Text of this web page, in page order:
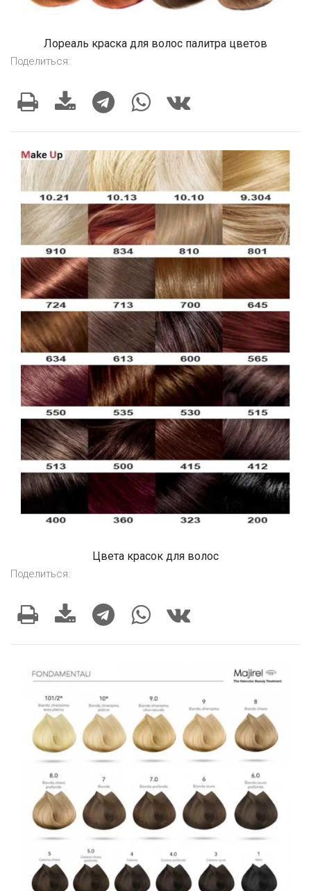
Лореаль краска для волос палитра цветов
Поделиться:
Цвета красок для волос
Поделиться: